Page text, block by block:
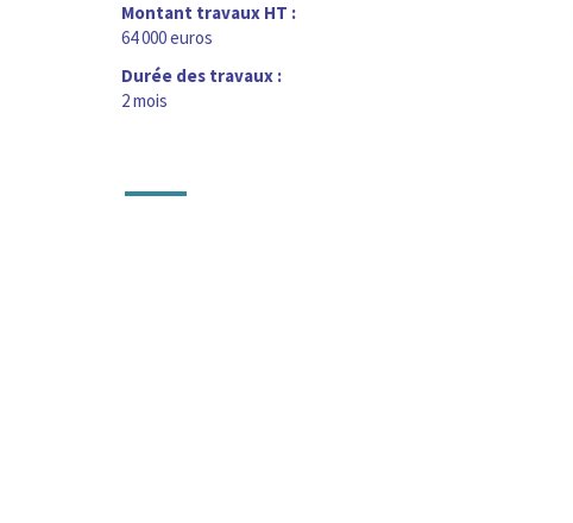
Montant travaux HT :
64 000 euros
Durée des travaux :
2 mois
—